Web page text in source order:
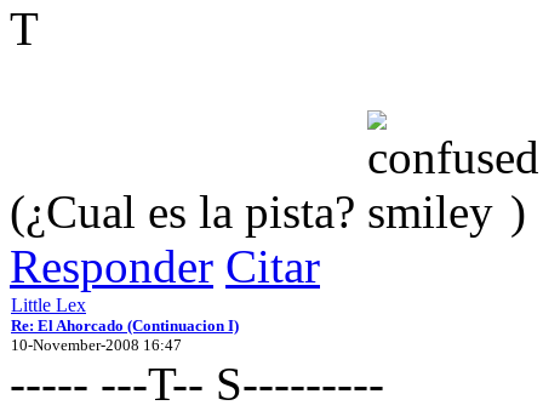
T
(¿Cual es la pista?
)
Responder Citar
Little Lex
Re: El Ahorcado (Continuacion I)
10-November-2008 16:47
----- ---T-- S---------